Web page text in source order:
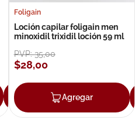
Agregar
Foligain
Loción capilar foligain men
minoxidil trixidil loción 59 ml
PVP:35,00
$28,00
Agregar